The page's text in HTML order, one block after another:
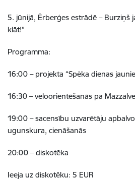
5. jūnijā, Ērberģes estrādē – Burziņš
klāt!”
Programma:
16:00 – projekta “Spēka dienas
16:30 – veloorientēšanās pa
19:00 – sacensību uzvarētāju
ugunskura, cienāšanās
20:00 – diskotēka
Ieeja uz diskotēku: 5 EUR